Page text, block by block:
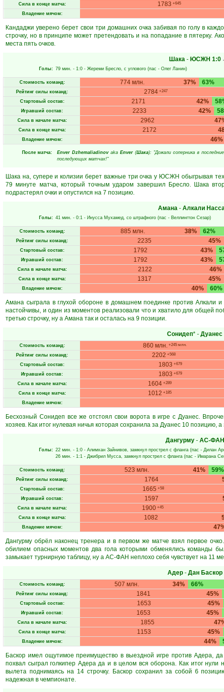
Сила в конце матча: 1783 +645
Владение мячом:
Кандаджи уверено берет свои три домашних очка забивая по голу в
строчку, но в принципе может претендовать и на попадание в пятерку.
места пять очков.
Шака- ЮСЖН 1:0
Голы: 79 мин. - 1:0 - Жереми Бресло, с углового (пас - Олег Ланин)
Стоимость команд: 37%
774 млн. 63%
Рейтинг силы команд: 2784 +247
Стартовый состав: 42%
2171
Игравший состав: 42%
2233
Сила в начале матча: 2962
Сила в конце матча: 2172
Владение мячом: 46%
После матча: Enver Dzhemaliadinov aka Enver (Шака): "Дожали соперника в
последующих матчах!"
Шака на, супере и колизии берет важные три очка у ЮСЖН обыгрывая
79 минуте матча, который точным ударом завершил Бресло. Шака
подрастерял очки и опустился на 7 позицию.
Амана- Алкали
Голы: 41 мин. - 0:1 - Инусса Мухамед, со штрафного (пас - Веллингтон Сезар)
Стоимость команд: 38%
885 млн. 62%
Рейтинг силы команд: 45%
2235
Стартовый состав: 43%
1792
Игравший состав: 43%
1792
Сила в начале матча: 46%
2122
Сила в конце матча: 45%
1317
Владение мячом: 40%
60%
Амана сыграла в глухой обороне в домашнем поединке против Алкали
настойчивы, и один из моментов реализовали что и хватило для общей
третью строчку, ну а Амана так и осталась на 9 позиции.
Сонидеп* - Дуанес
Стоимость команд: 860 млн. +245 млн.
Рейтинг силы команд: 2202 +568
Стартовый состав: 1803 +679
Игравший состав: 1803 +679
Сила в начале матча: 1604 +289
Сила в конце матча: 1012 +185
Владение мячом:
Бесхозный Сонидеп все же отстоял свои ворота в игре с Дуанес.
хозяев. Как итог нулевая ничья которая сохранила за Дуанес 10 позицию,
Дангурму- АС-ФАН
Голы: 22 мин. - 1:0 - Алимхан Зайнивов, замкнул прострел с фланга (пас - Дилан
26 мин. - 1:1 - Джибрил Мусса, замкнул прострел с фланга (пас - Имарана
Стоимость команд: 41%
523 млн. 59%
Рейтинг силы команд: 1764
Стартовый состав: 1665 +58
Игравший состав: 1597
Сила в начале матча: 1900 +45
Сила в конце матча: 1082
Владение мячом:
Дангурму обрёл наконец тренера и в первом же матче взял первое
обилием опасных моментов два гола которыми обменялись команды
замыкает турнирную таблицу, ну а АС-ФАН неплохо себя чувствует на 11
Адер- Дан Баскор
Стоимость команд: 34%
507 млн. 66%
Рейтинг силы команд: 45%
1841
Стартовый состав: 45%
1653
Игравший состав: 45%
1653
Сила в начале матча: 1855
Сила в конце матча: 45%
1153
Владение мячом: 44%
Баскор имел ощутимое преимущество в выездной игре против Адера,
похвал сыграл голкипер Адера да и в целом вся оборона. Как итог
вылета поднимаясь на 14 строчку. Баскор сохранил за собой 6
надежная в чемпионате.